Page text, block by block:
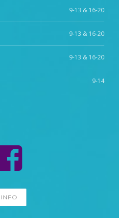
9-13 & 16-20
9-13 & 16-20
9-13 & 16-20
9-14
INFO